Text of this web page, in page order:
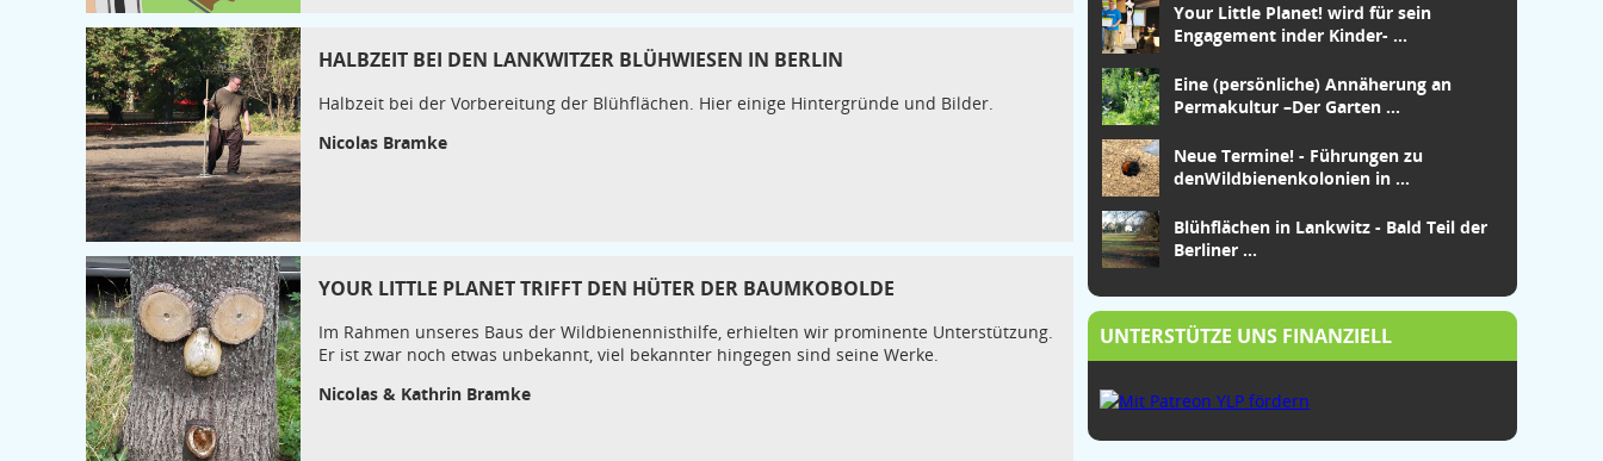
HALBZEIT BEI DEN LANKWITZER BLÜHWIESEN IN BERLIN
Halbzeit bei der Vorbereitung der Blühflächen. Hier einige Hintergründe und Bilder.
Nicolas Bramke
YOUR LITTLE PLANET TRIFFT DEN HÜTER DER BAUMKOBOLDE
Im Rahmen unseres Baus der Wildbienennisthilfe, erhielten wir prominente Unterstützung.
Er ist zwar noch etwas unbekannt, viel bekannter hingegen sind seine Werke.
Nicolas & Kathrin Bramke
Your Little Planet! wird für sein
Engagement inder Kinder- ...
Eine (persönliche) Annäherung an
Permakultur –Der Garten ...
Neue Termine! - Führungen zu
denWildbienenkolonien in ...
Blühflächen in Lankwitz - Bald Teil der
Berliner ...
UNTERSTÜTZE UNS FINANZIELL